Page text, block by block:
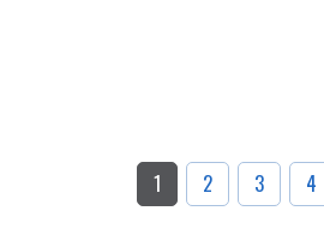
1 2 3 4